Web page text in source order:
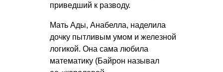
приведший к разводу.
Мать Ады, Анабелла, наделила
дочку пытливым умом и железной
логикой. Она сама любила
математику (Байрон называл